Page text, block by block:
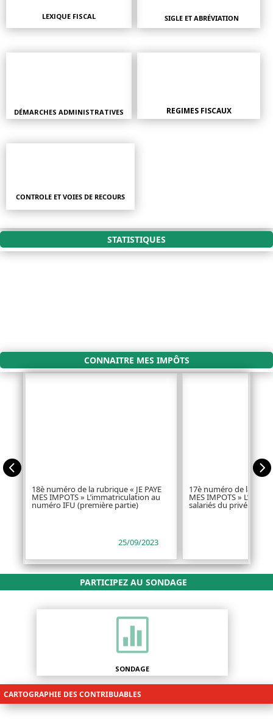
LEXIQUE FISCAL SIGLE ET ABRÉVIATION
DÉMARCHES ADMINISTRATIVES REGIMES FISCAUX
CONTROLE ET VOIES DE RECOURS
STATISTIQUES
CONNAITRE MES IMPÔTS

18è numéro de la rubrique « JE PAYE
MES IMPOTS » L’immatriculation au
numéro IFU (première partie)
25/09/2023
17è numéro de la
MES IMPOTS »
salariés du privé et du

PARTICIPEZ AU SONDAGE

SONDAGE
CARTOGRAPHIE DES CONTRIBUABLES